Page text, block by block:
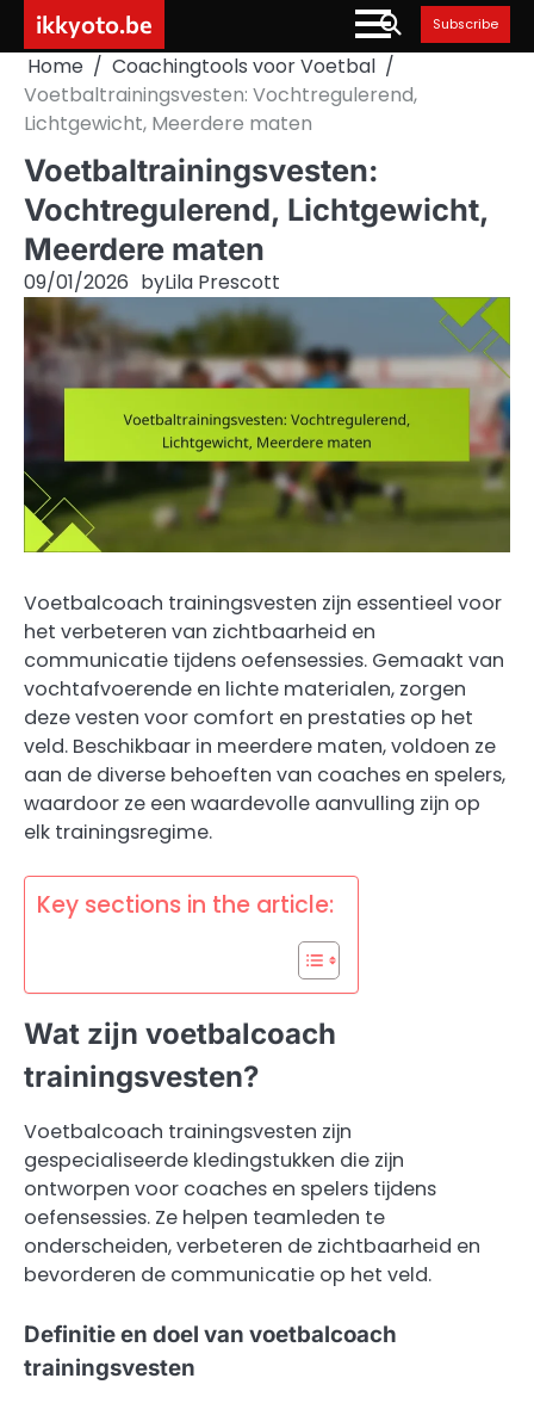
content
ikkyoto.be Subscribe
Home
Coachingtools voor Voetbal
Voetbaltrainingsvesten: Vochtregulerend,
Lichtgewicht, Meerdere maten
Voetbaltrainingsvesten:
Vochtregulerend, Lichtgewicht,
Meerdere maten
09/01/2026 byLila Prescott
Voetbalcoach trainingsvesten zijn essentieel voor
het verbeteren van zichtbaarheid en
communicatie tijdens oefensessies. Gemaakt van
vochtafvoerende en lichte materialen, zorgen
deze vesten voor comfort en prestaties op het
veld. Beschikbaar in meerdere maten, voldoen ze
aan de diverse behoeften van coaches en spelers,
waardoor ze een waardevolle aanvulling zijn op
elk trainingsregime.
Key sections in the article:
Wat zijn voetbalcoach
trainingsvesten?
Voetbalcoach trainingsvesten zijn
gespecialiseerde kledingstukken die zijn
ontworpen voor coaches en spelers tijdens
oefensessies. Ze helpen teamleden te
onderscheiden, verbeteren de zichtbaarheid en
bevorderen de communicatie op het veld.
Definitie en doel van voetbalcoach
trainingsvesten